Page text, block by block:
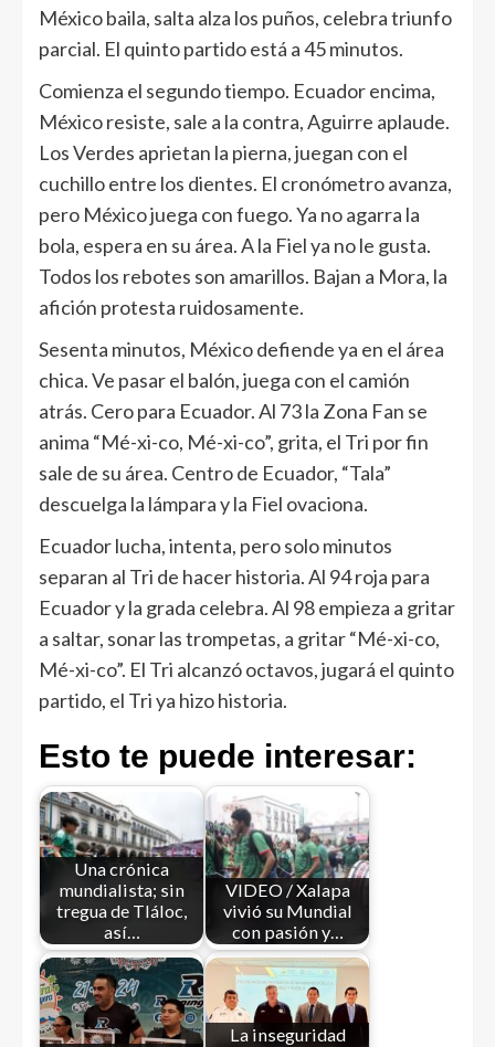
México baila, salta alza los puños, celebra triunfo
parcial. El quinto partido está a 45 minutos.
Comienza el segundo tiempo. Ecuador encima,
México resiste, sale a la contra, Aguirre aplaude.
Los Verdes aprietan la pierna, juegan con el
cuchillo entre los dientes. El cronómetro avanza,
pero México juega con fuego. Ya no agarra la
bola, espera en su área. A la Fiel ya no le gusta.
Todos los rebotes son amarillos. Bajan a Mora, la
afición protesta ruidosamente.
Sesenta minutos, México defiende ya en el área
chica. Ve pasar el balón, juega con el camión
atrás. Cero para Ecuador. Al 73 la Zona Fan se
anima “Mé-xi-co, Mé-xi-co”, grita, el Tri por fin
sale de su área. Centro de Ecuador, “Tala”
descuelga la lámpara y la Fiel ovaciona.
Ecuador lucha, intenta, pero solo minutos
separan al Tri de hacer historia. Al 94 roja para
Ecuador y la grada celebra. Al 98 empieza a gritar
a saltar, sonar las trompetas, a gritar “Mé-xi-co,
Mé-xi-co”. El Tri alcanzó octavos, jugará el quinto
partido, el Tri ya hizo historia.
Esto te puede interesar:
Una crónica
mundialista; sin
tregua de Tláloc,
así…
VIDEO / Xalapa
vivió su Mundial
con pasión y…
La inseguridad